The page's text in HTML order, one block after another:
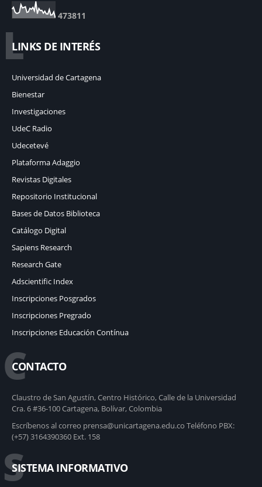
473811
L
LINKS DE INTERÉS
Universidad de Cartagena
Bienestar
Investigaciones
UdeC Radio
Udecetevé
Plataforma Adaggio
Revistas Digitales
Repositorio Institucional
Bases de Datos Biblioteca
Catálogo Digital
Sapiens Research
Research Gate
Adscientific Index
Inscripciones Posgrados
Inscripciones Pregrado
Inscripciones Educación Contínua
C
CONTACTO
Claustro de San Agustín, Centro Histórico, Calle de la Universidad
Cra. 6 #36-100 Cartagena, Bolívar, Colombia
Escríbenos al correo prensa@unicartagena.edu.co Teléfono PBX:
(+57) 3164390360 Ext. 158
S
SISTEMA INFORMATIVO